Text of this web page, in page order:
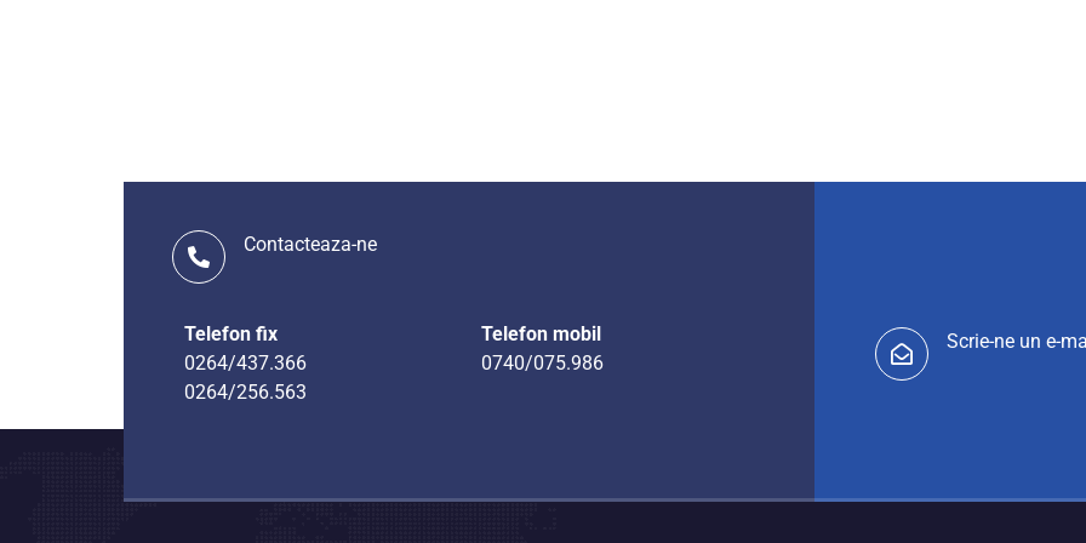
Contacteaza-ne
Telefon fix
0264/437.366
0264/256.563
Telefon mobil
0740/075.986
Scrie-ne un e-